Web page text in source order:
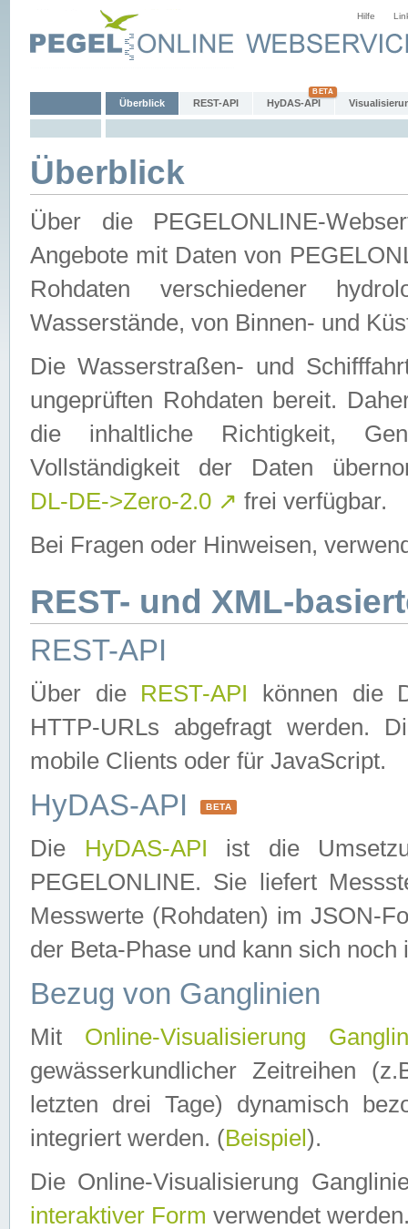
Hilfe
Überblick REST-API HyDAS-API
Überblick
Über die PEGELONLINE-
Angebote mit Daten von
Rohdaten verschiedener
Wasserstände, von Binnen- und
Die Wasserstraßen- und
ungeprüften Rohdaten bereit.
die inhaltliche Richtigkeit,
Vollständigkeit der Daten
DL-DE->Zero-2.0 ↗ frei verfügbar.
Bei Fragen oder Hinweisen,
REST- und XML-
REST-API
Über die REST-API können die
HTTP-URLs abgefragt werden.
mobile Clients oder für JavaScript.
HyDAS-API BETA
Die HyDAS-API ist die
PEGELONLINE. Sie liefert
Messwerte (Rohdaten) im JSON-
der Beta-Phase und kann sich noch
Bezug von Ganglinien
Mit Online-Visualisierung
gewässerkundlicher Zeitreihen
letzten drei Tage) dynamisch
integriert werden. (Beispiel ).
Die Online-Visualisierung
interaktiver Form verwendet